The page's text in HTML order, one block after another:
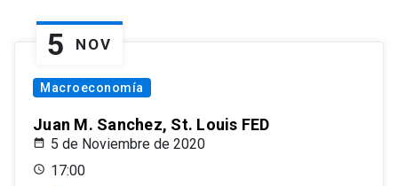
5 NOV
Macroeconomía
Juan M. Sanchez, St. Louis FED
5 de Noviembre de 2020
17:00